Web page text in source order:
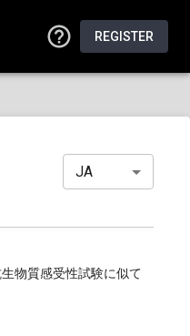
REGISTER
JA
物質感受性試験に似て